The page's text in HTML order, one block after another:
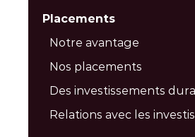
Placements
Notre avantage
Nos placements
Des investissements
Relations avec les